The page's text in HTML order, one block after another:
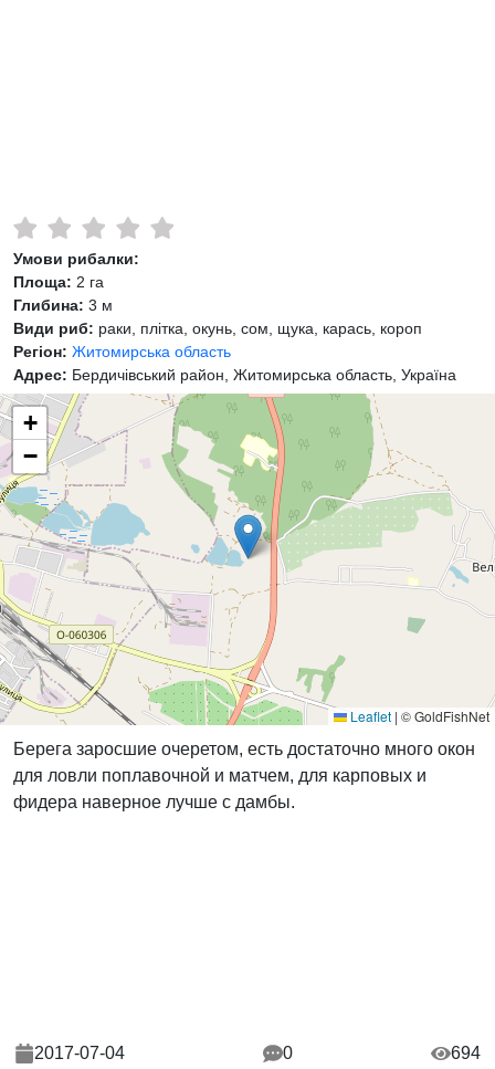
Умови рибалки:
Площа: 2 га
Глибина: 3 м
Види риб: раки, плітка, окунь, сом, щука, карась, короп
Регіон: Житомирська область
Адрес: Бердичівський район, Житомирська область, Україна
+
−
Leaflet | © GoldFishNet
Берега заросшие очеретом, есть достаточно много окон
для ловли поплавочной и матчем, для карповых и
фидера наверное лучше с дамбы.
2017-07-04 0 694